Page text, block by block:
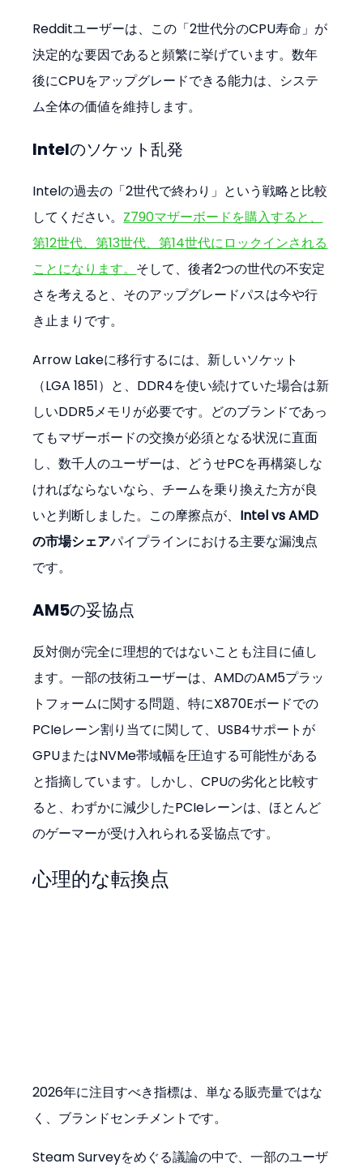
Redditユーザーは、この「2世代分のCPU寿命」が
決定的な要因であると頻繁に挙げています。数年
後にCPUをアップグレードできる能力は、システ
ム全体の価値を維持します。
Intelのソケット乱発
Intelの過去の「2世代で終わり」という戦略と比較
してください。 Z790マザーボードを購入すると、
第12世代、第13世代、第14世代にロックインされる
ことになります。 そして、後者2つの世代の不安定
さを考えると、そのアップグレードパスは今や行
き止まりです。
Arrow Lakeに移行するには、新しいソケット
（LGA 1851）と、DDR4を使い続けていた場合は新
しいDDR5メモリが必要です。どのブランドであっ
てもマザーボードの交換が必須となる状況に直面
し、数千人のユーザーは、どうせPCを再構築しな
ければならないなら、チームを乗り換えた方が良
いと判断しました。この摩擦点が、 Intel vs AMD
の市場シェアパイプラインにおける主要な漏洩点
です。
AM5の妥協点
反対側が完全に理想的ではないことも注目に値し
ます。一部の技術ユーザーは、AMDのAM5プラッ
トフォームに関する問題、特にX870Eボードでの
PCIeレーン割り当てに関して、USB4サポートが
GPUまたはNVMe帯域幅を圧迫する可能性がある
と指摘しています。しかし、CPUの劣化と比較す
ると、わずかに減少したPCIeレーンは、ほとんど
のゲーマーが受け入れられる妥協点です。
心理的な転換点
2026年に注目すべき指標は、単なる販売量ではな
く、ブランドセンチメントです。
Steam Surveyをめぐる議論の中で、一部のユーザ